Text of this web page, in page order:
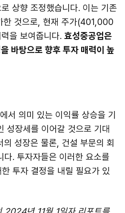
상향 조정했습니다. 이는 기존
한 것으로, 현재 주가(401,000
을 보여줍니다. 효성중공업은
바탕으로 향후 투자 매력이 높
서 의미 있는 이익률 상승을 기
성장세를 이어갈 것으로 기대
성장은 물론, 건설 부문의 회
다. 투자자들은 이러한 요소를
투자 결정을 내릴 필요가 있